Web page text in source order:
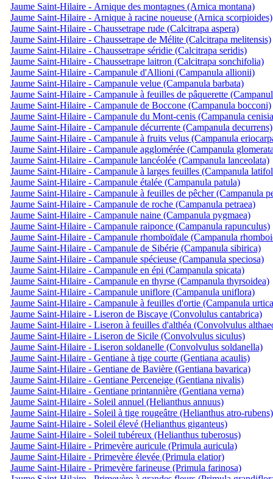
Jaume Saint-Hilaire - Arnique des montagnes (Arnica montana)
Jaume Saint-Hilaire - Arnique à racine noueuse (Arnica scorpioides)
Jaume Saint-Hilaire - Chaussetrape rude (Calcitrapa aspera)
Jaume Saint-Hilaire - Chaussetrape de Mélite (Calcitrapa melitensis)
Jaume Saint-Hilaire - Chaussetrape séridie (Calcitrapa seridis)
Jaume Saint-Hilaire - Chaussetrape laitron (Calcitrapa sonchifolia)
Jaume Saint-Hilaire - Campanule d'Allioni (Campanula allionii)
Jaume Saint-Hilaire - Campanule velue (Campanula barbata)
Jaume Saint-Hilaire - Campanule à feuilles de pâquerette
Jaume Saint-Hilaire - Campanule de Boccone (Campanula bocconi)
Jaume Saint-Hilaire - Campanule du Mont-cenis (Campanula
Jaume Saint-Hilaire - Campanule décurrente (Campanula decurrens)
Jaume Saint-Hilaire - Campanule à fruits velus (Campanula
Jaume Saint-Hilaire - Campanule agglomérée (Campanula
Jaume Saint-Hilaire - Campanule lancéolée (Campanula lanceolata)
Jaume Saint-Hilaire - Campanule à larges feuilles (Campanula
Jaume Saint-Hilaire - Campanule étalée (Campanula patula)
Jaume Saint-Hilaire - Campanule à feuilles de pêcher (Campanula
Jaume Saint-Hilaire - Campanule de roche (Campanula petraea)
Jaume Saint-Hilaire - Campanule naine (Campanula pygmaea)
Jaume Saint-Hilaire - Campanule raiponce (Campanula rapunculus)
Jaume Saint-Hilaire - Campanule rhomboïdale (Campanula
Jaume Saint-Hilaire - Campanule de Sibérie (Campanula sibirica)
Jaume Saint-Hilaire - Campanule spécieuse (Campanula speciosa)
Jaume Saint-Hilaire - Campanule en épi (Campanula spicata)
Jaume Saint-Hilaire - Campanule en thyrse (Campanula thyrsoidea)
Jaume Saint-Hilaire - Campanule uniflore (Campanula uniflora)
Jaume Saint-Hilaire - Campanule à feuilles d'ortie (Campanula
Jaume Saint-Hilaire - Liseron de Biscaye (Convolulus cantabrica)
Jaume Saint-Hilaire - Liseron à feuilles d'althéa (Convolvulus
Jaume Saint-Hilaire - Liseron de Sicile (Convolvulus siculus)
Jaume Saint-Hilaire - Liseron soldanelle (Convolvulus soldanella)
Jaume Saint-Hilaire - Gentiane à tige courte (Gentiana acaulis)
Jaume Saint-Hilaire - Gentiane de Bavière (Gentiana bavarica)
Jaume Saint-Hilaire - Gentiane Perceneige (Gentiana nivalis)
Jaume Saint-Hilaire - Gentiane printannière (Gentiana verna)
Jaume Saint-Hilaire - Soleil annuel (Helianthus annuus)
Jaume Saint-Hilaire - Soleil à tige rougeâtre (Helianthus atro-rubens)
Jaume Saint-Hilaire - Soleil élevé (Helianthus giganteus)
Jaume Saint-Hilaire - Soleil tubéreux (Helianthus tuberosus)
Jaume Saint-Hilaire - Primevère auricule (Primula auricula)
Jaume Saint-Hilaire - Primevère élevée (Primula elatior)
Jaume Saint-Hilaire - Primevère farineuse (Primula farinosa)